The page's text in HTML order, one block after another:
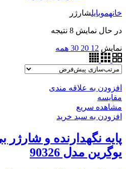
خانهموبایلشارژر
در حال نمایش 8 نتیجه
نمایش 12
20
30 همه
افزودن به علاقه مندی
مقایسه
مشاهده سریع
افزودن به سبد خرید
پایه نگهدارنده و
یوگرین مدل 90326